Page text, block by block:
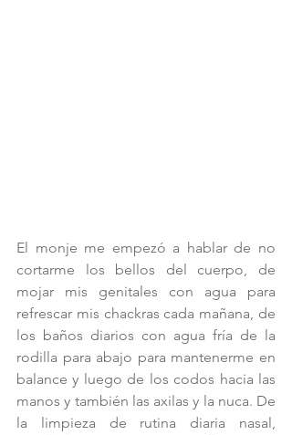
El monje me empezó a hablar de no
cortarme los bellos del cuerpo, de
mojar mis genitales con agua para
refrescar mis chackras cada mañana, de
los baños diarios con agua fría de la
rodilla para abajo para mantenerme en
balance y luego de los codos hacia las
manos y también las axilas y la nuca. De
la limpieza de rutina diaria nasal,